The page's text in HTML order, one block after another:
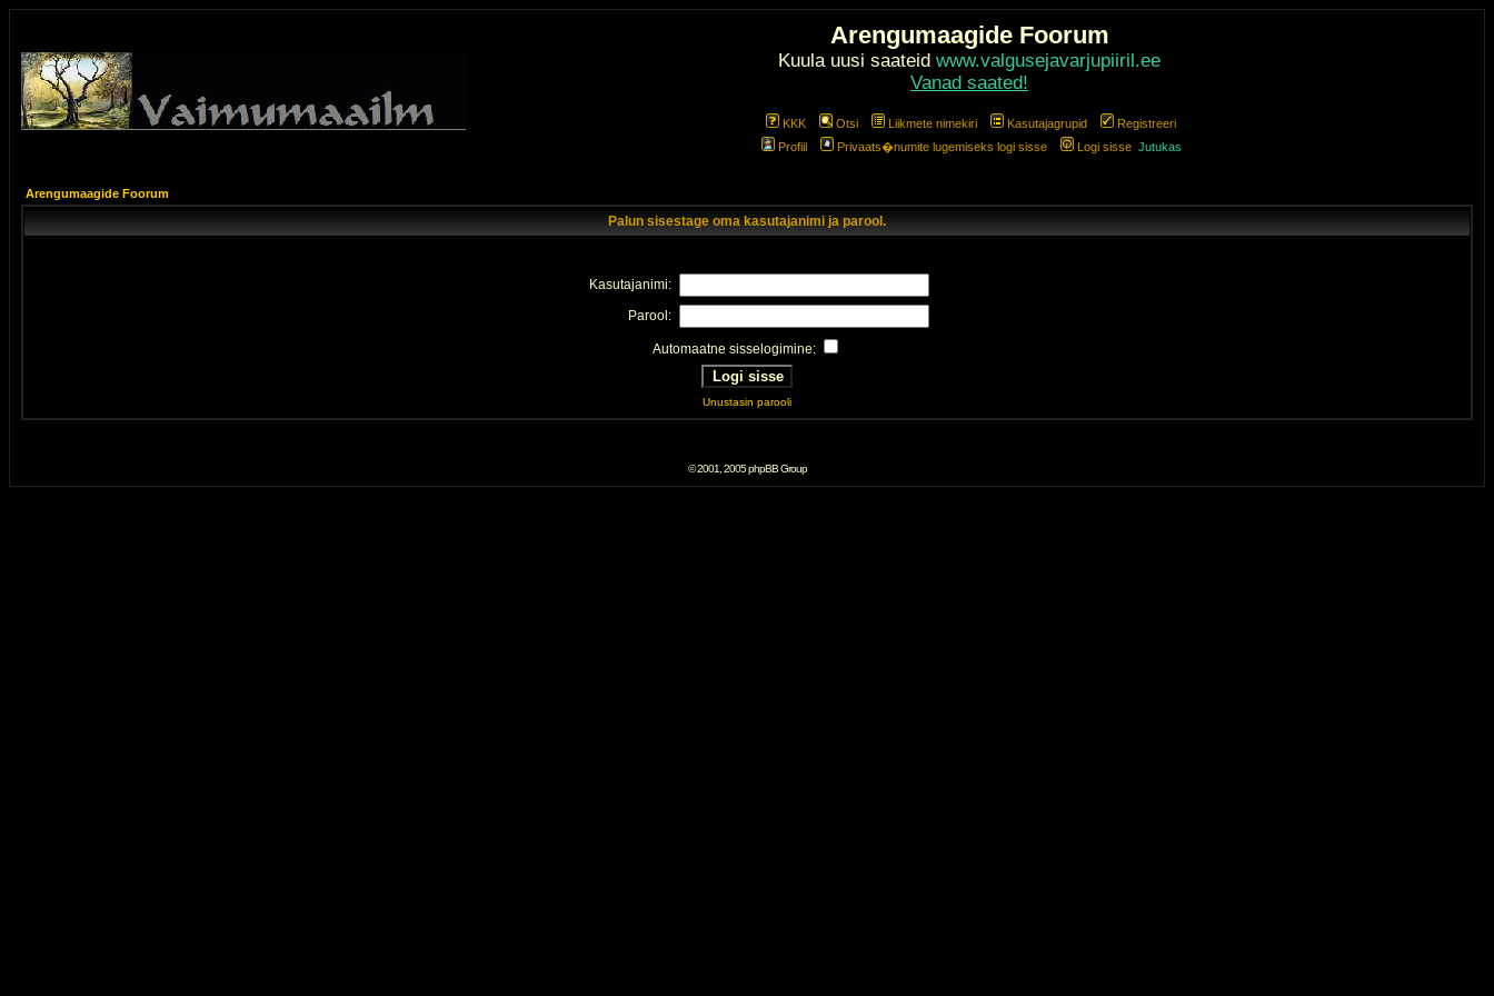
Arengumaagide Foorum
Kuula uusi saateid www.valgusejavarjupiiril.ee
Vanad saated!
KKK Otsi Liikmete nimekiri Kasutajagrupid
Registreeri
Profiil
Privaats�numite lugemiseks logi sisse Logi sisse Jutukas
Arengumaagide Foorum
Palun sisestage oma kasutajanimi ja parool.
Kasutajanimi:
Parool:
Automaatne sisselogimine:
Unustasin parooli
© 2001, 2005 phpBB Group